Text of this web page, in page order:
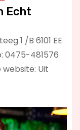
Echt
1 /B 6101 EE
0475-481576
Uit